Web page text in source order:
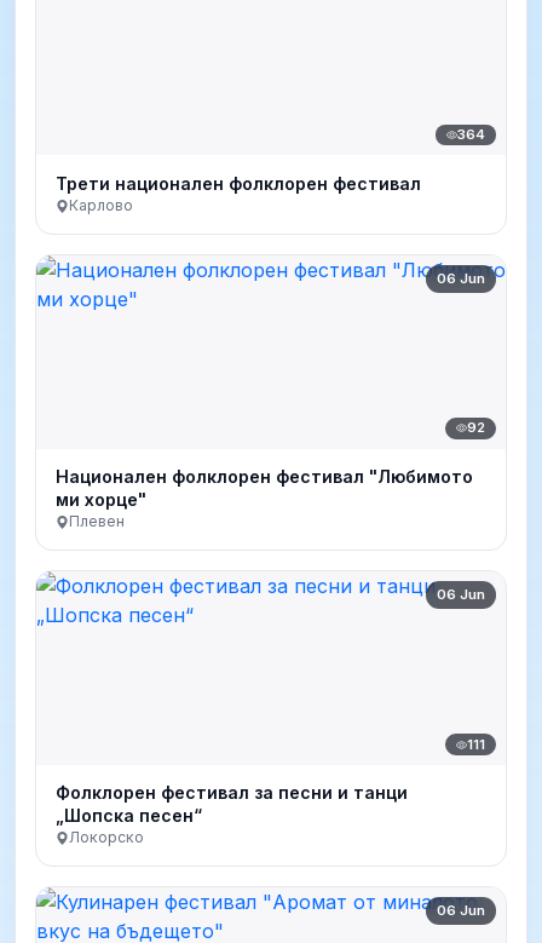
364
Трети национален фолклорен фестивал
Карлово
06 Jun
92
Национален фолклорен фестивал "Любимото
ми хорце"
Плевен
06 Jun
111
Фолклорен фестивал за песни и танци
„Шопска песен“
Локорско
06 Jun